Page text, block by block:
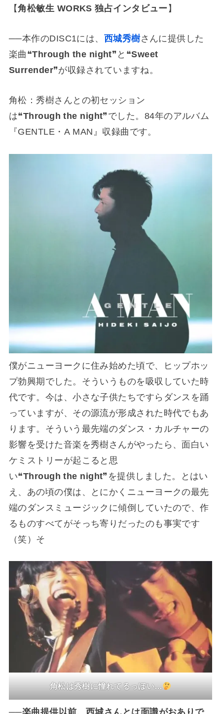
【角松敏生 WORKS 独占インタビュー 】
──本作のDISC1には、 西城秀樹さんに提供した
楽曲❝Through the night❞と❝Sweet
Surrender❞が収録されていますね。
角松：秀樹さんとの初セッション
は❝Through the night❞でした。84年のアルバム
『GENTLE・A MAN』収録曲です。
僕がニューヨークに住み始めた頃で、ヒップホッ
プ勃興期でした。そういうものを吸収していた時
代です。今は、小さな子供たちですらダンスを踊
っていますが、その源流が形成された時代でもあ
ります。そういう最先端のダンス・カルチャーの
影響を受けた音楽を秀樹さんがやったら、面白い
ケミストリーが起こると思
い❝Through the night❞を提供しました。とはい
え、あの頃の僕は、とにかくニューヨークの最先
端のダンスミュージックに傾倒していたので、作
るものすべてがそっち寄りだったのも事実です
（笑）そ
角松は秀樹に憧れてるっぽい…